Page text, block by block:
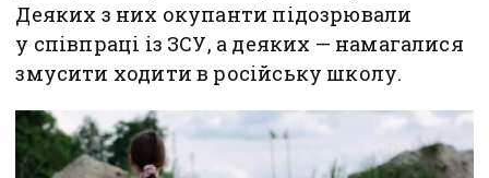
Деяких з них окупанти підозрювали
у співпраці із ЗСУ, а деяких — намагалися
змусити ходити в російську школу.